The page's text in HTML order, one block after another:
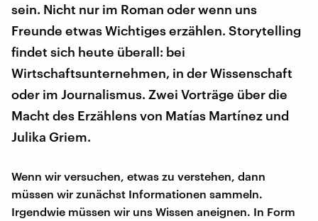
sein. Nicht nur im Roman oder wenn uns
Freunde etwas Wichtiges erzählen. Storytelling
findet sich heute überall: bei
Wirtschaftsunternehmen, in der Wissenschaft
oder im Journalismus. Zwei Vorträge über die
Macht des Erzählens von Matías Martínez und
Julika Griem.
Wenn wir versuchen, etwas zu verstehen, dann
müssen wir zunächst Informationen sammeln.
Irgendwie müssen wir uns Wissen aneignen. In Form